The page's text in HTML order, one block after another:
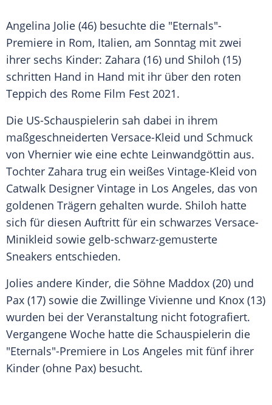
Angelina Jolie (46) besuchte die "Eternals"-
Premiere in Rom, Italien, am Sonntag mit zwei
ihrer sechs Kinder: Zahara (16) und Shiloh (15)
schritten Hand in Hand mit ihr über den roten
Teppich des Rome Film Fest 2021.
Die US-Schauspielerin sah dabei in ihrem
maßgeschneiderten Versace-Kleid und Schmuck
von Vhernier wie eine echte Leinwandgöttin aus.
Tochter Zahara trug ein weißes Vintage-Kleid von
Catwalk Designer Vintage in Los Angeles, das von
goldenen Trägern gehalten wurde. Shiloh hatte
sich für diesen Auftritt für ein schwarzes Versace-
Minikleid sowie gelb-schwarz-gemusterte
Sneakers entschieden.
Jolies andere Kinder, die Söhne Maddox (20) und
Pax (17) sowie die Zwillinge Vivienne und Knox (13)
wurden bei der Veranstaltung nicht fotografiert.
Vergangene Woche hatte die Schauspielerin die
"Eternals"-Premiere in Los Angeles mit fünf ihrer
Kinder (ohne Pax) besucht.